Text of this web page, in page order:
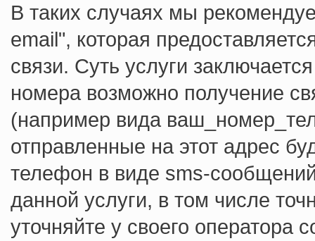
В таких случаях мы
email", которая
связи. Суть услуги
номера возможно получение
(например вида
отправленные на этот адрес
телефон в виде sms-
данной услуги, в том числе
уточняйте у своего оператора